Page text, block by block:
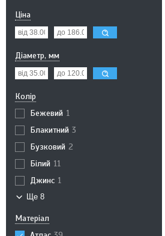
Ціна
Діаметр, мм
Колір
Бежевий 1
Блакитний 3
Бузковий 2
Білий 11
Джинс 1
Ще 8
Матеріал